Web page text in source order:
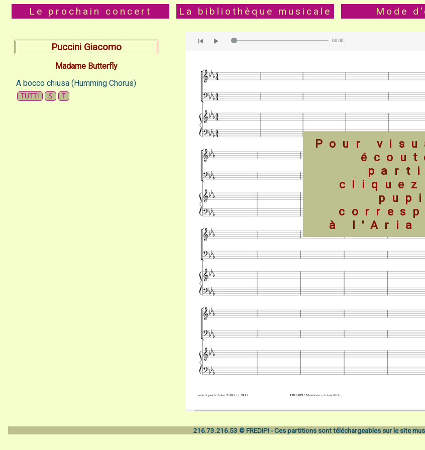
Le prochain concert La bibliothèque musicale Mode
Puccini Giacomo
Madame Butterfly
A bocco chiusa (Humming Chorus)
Pour
à l'Aria
216.73.216.53 © FREDIPI - Ces partitions sont téléchargeables sur le site